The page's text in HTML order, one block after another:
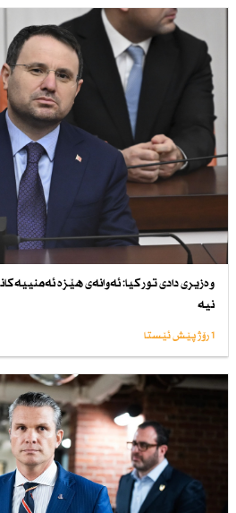
وەزیری دادی توركیا: ئەوانەی هێزە
نیە
1 رۆژ پێش ئێستا